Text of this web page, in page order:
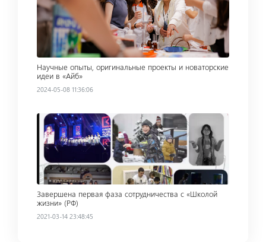
Научные опыты, оригинальные проекты и новаторские
идеи в «Айб»
2024-05-08 11:36:06
Read more
Завершена первая фаза сотрудничества с «Школой
жизни» (РФ)
2021-03-14 23:48:45